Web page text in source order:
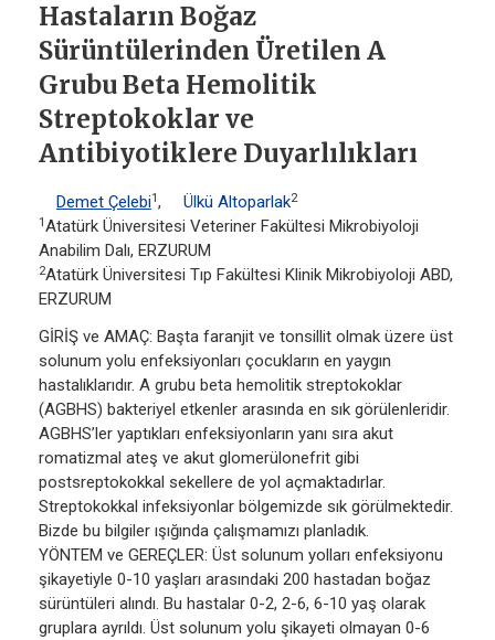
Hastaların Boğaz
Sürüntülerinden Üretilen A
Grubu Beta Hemolitik
Streptokoklar ve
Antibiyotiklere Duyarlılıkları
Demet Çelebi1, Ülkü Altoparlak2
1Atatürk Üniversitesi Veteriner Fakültesi Mikrobiyoloji
Anabilim Dalı, ERZURUM
2Atatürk Üniversitesi Tıp Fakültesi Klinik Mikrobiyoloji ABD,
ERZURUM
GİRİŞ ve AMAÇ: Başta faranjit ve tonsillit olmak üzere üst
solunum yolu enfeksiyonları çocukların en yaygın
hastalıklarıdır. A grubu beta hemolitik streptokoklar
(AGBHS) bakteriyel etkenler arasında en sık görülenleridir.
AGBHS’ler yaptıkları enfeksiyonların yanı sıra akut
romatizmal ateş ve akut glomerülonefrit gibi
postsreptokokkal sekellere de yol açmaktadırlar.
Streptokokkal infeksiyonlar bölgemizde sık görülmektedir.
Bizde bu bilgiler ışığında çalışmamızı planladık.
YÖNTEM ve GEREÇLER: Üst solunum yolları enfeksiyonu
şikayetiyle 0-10 yaşları arasındaki 200 hastadan boğaz
sürüntüleri alındı. Bu hastalar 0-2, 2-6, 6-10 yaş olarak
gruplara ayrıldı. Üst solunum yolu şikayeti olmayan 0-6